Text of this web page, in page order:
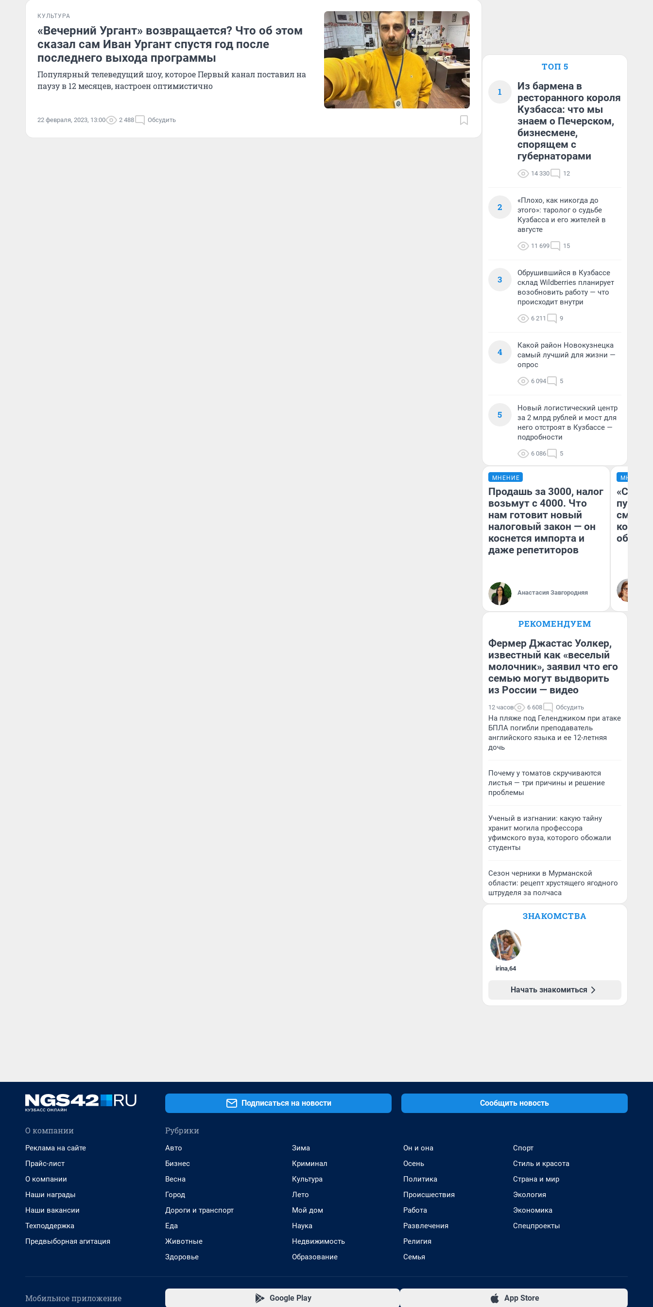
КУЛЬТУРА
«Вечерний Ургант» возвращается? Что об этом
сказал сам Иван Ургант спустя год после
последнего выхода программы
Популярный телеведущий шоу, которое Первый канал поставил на
паузу в 12 месяцев, настроен оптимистично
22 февраля, 2023, 13:00 2 488 Обсудить
ТОП 5
1
Из бармена в
ресторанного короля
Кузбасса: что мы
знаем о Печерском,
бизнесмене,
спорящем с
губернаторами
14 330 12
2
«Плохо, как никогда до
этого»: таролог о судьбе
Кузбасса и его жителей в
августе
11 699 15
3
Обрушившийся в Кузбассе
склад Wildberries планирует
возобновить работу — что
происходит внутри
6 211 9
4
Какой район Новокузнецка
самый лучший для жизни —
опрос
6 094 5
5
Новый логистический центр
за 2 млрд рублей и мост для
него отстроят в Кузбассе —
подробности
6 086 5
МНЕНИЕ
Продашь за 3000, налог
возьмут с 4000. Что
нам готовит новый
налоговый закон — он
коснется импорта и
даже репетиторов
Анастасия Завгородняя
МНЕНИЕ
РЕКОМЕНДУЕМ
Фермер Джастас Уолкер,
известный как «веселый
молочник», заявил что его
семью могут выдворить
из России — видео
12 часов 6 608 Обсудить
На пляже под Геленджиком при атаке
БПЛА погибли преподаватель
английского языка и ее 12-летняя
дочь
Почему у томатов скручиваются
листья — три причины и решение
проблемы
Ученый в изгнании: какую тайну
хранит могила профессора
уфимского вуза, которого обожали
студенты
Сезон черники в Мурманской
области: рецепт хрустящего ягодного
штруделя за полчаса
ЗНАКОМСТВА
irina,64
Начать знакомиться
Подписаться на новости Сообщить новость
О компании
Реклама на сайте
Прайс-лист
О компании
Наши награды
Наши вакансии
Техподдержка
Предвыборная агитация
Рубрики
Авто
Бизнес
Весна
Город
Дороги и транспорт
Еда
Животные
Здоровье
Зима
Криминал
Культура
Лето
Мой дом
Наука
Недвижимость
Образование
Он и она
Осень
Политика
Происшествия
Работа
Развлечения
Религия
Семья
Спорт
Стиль и красота
Страна и мир
Экология
Экономика
Спецпроекты
Мобильное приложение Google Play App Store